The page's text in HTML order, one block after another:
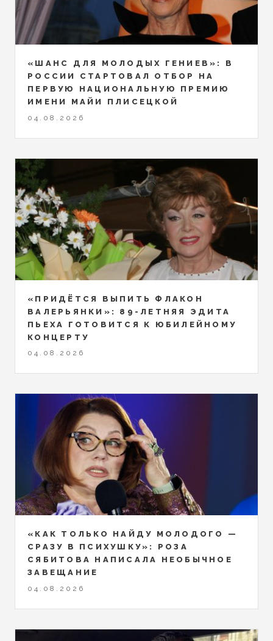
«ШАНС ДЛЯ МОЛОДЫХ ГЕНИЕВ»: В
РОССИИ СТАРТОВАЛ ОТБОР НА
ПЕРВУЮ НАЦИОНАЛЬНУЮ ПРЕМИЮ
ИМЕНИ МАЙИ ПЛИСЕЦКОЙ
04.08.2026
«ПРИДЁТСЯ ВЫПИТЬ ФЛАКОН
ВАЛЕРЬЯНКИ»: 89-ЛЕТНЯЯ ЭДИТА
ПЬЕХА ГОТОВИТСЯ К ЮБИЛЕЙНОМУ
КОНЦЕРТУ
04.08.2026
«КАК ТОЛЬКО НАЙДУ МОЛОДОГО —
СРАЗУ В ПСИХУШКУ»: РОЗА
СЯБИТОВА НАПИСАЛА НЕОБЫЧНОЕ
ЗАВЕЩАНИЕ
04.08.2026